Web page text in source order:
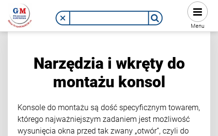
Menu
Narzędzia i wkręty do
montażu konsol
Konsole do montażu są dość specyficznym towarem,
którego najważniejszym zadaniem jest możliwość
wysunięcia okna przed tak zwany „otwór”, czyli do